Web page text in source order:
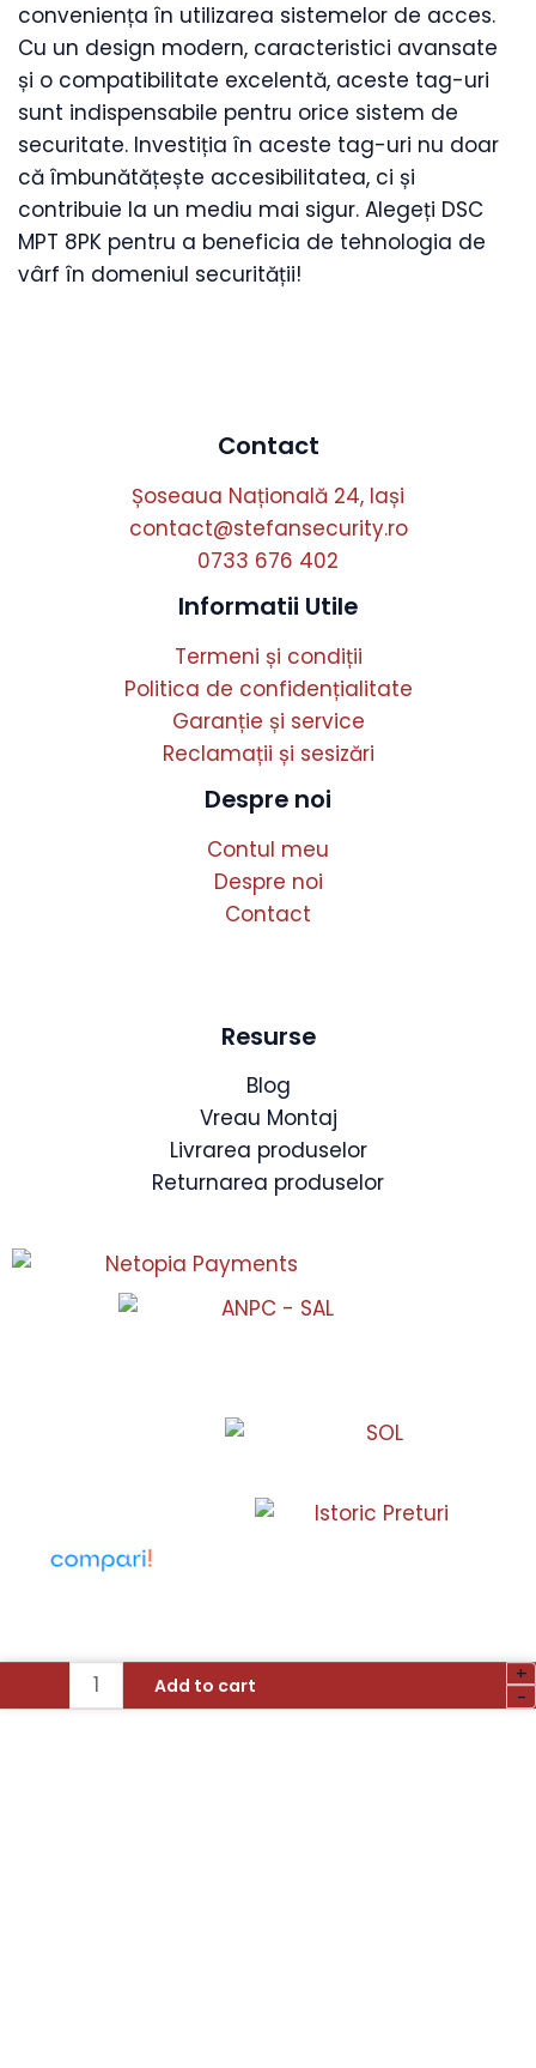
conveniența în utilizarea sistemelor de acces.
Cu un design modern, caracteristici avansate
și o compatibilitate excelentă, aceste tag-uri
sunt indispensabile pentru orice sistem de
securitate. Investiția în aceste tag-uri nu doar
că îmbunătățește accesibilitatea, ci și
contribuie la un mediu mai sigur. Alegeți DSC
MPT 8PK pentru a beneficia de tehnologia de
vârf în domeniul securității!
Contact
Șoseaua Națională 24, Iași
contact@stefansecurity.ro
0733 676 402
Informatii Utile
Termeni și condiții
Politica de confidențialitate
Garanție și service
Reclamații și sesizări
Despre noi
Contul meu
Despre noi
Contact
Resurse
Blog
Vreau Montaj
Livrarea produselor
Returnarea produselor
-
De
+
Add to cart